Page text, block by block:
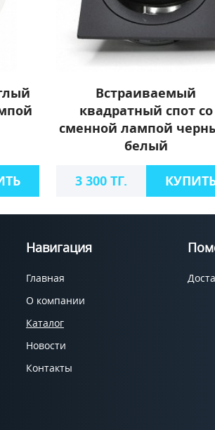
Встраиваемый
квадратный спот со
сменной лампой
белый
3 300 ТГ.
Навигация
Главная
О компании
Каталог
Новости
Контакты